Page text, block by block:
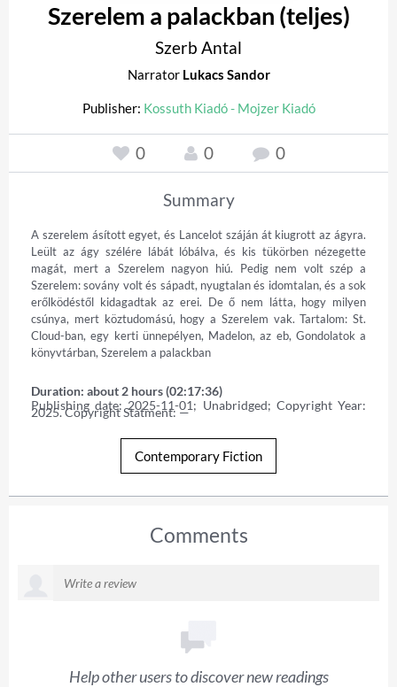
Szerelem a palackban (teljes)
Szerb Antal
Narrator Lukacs Sandor
Publisher: Kossuth Kiadó - Mojzer Kiadó
0 0 0
Summary
A szerelem ásított egyet, és Lancelot száján át kiugrott az ágyra.
Leült az ágy szélére lábát lóbálva, és kis tükörben nézegette
magát, mert a Szerelem nagyon hiú. Pedig nem volt szép a
Szerelem: sovány volt és sápadt, nyugtalan és idomtalan, és a sok
erőlködéstől kidagadtak az erei. De ő nem látta, hogy milyen
csúnya, mert köztudomású, hogy a Szerelem vak. Tartalom: St.
Cloud-ban, egy kerti ünnepélyen, Madelon, az eb, Gondolatok a
könyvtárban, Szerelem a palackban
Duration: about 2 hours (02:17:36)
Publishing date: 2025-11-01; Unabridged; Copyright Year:
2025. Copyright Statment: —
Contemporary Fiction
Comments
Help other users to discover new readings